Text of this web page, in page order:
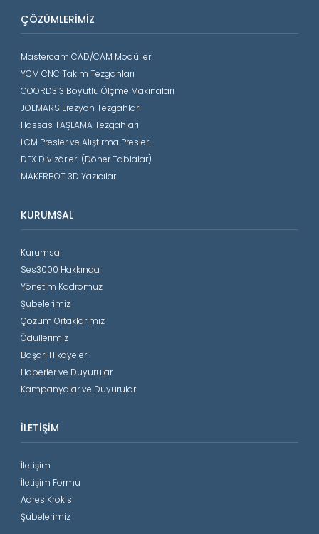
ÇÖZÜMLERIMIZ
Mastercam CAD/CAM Modülleri
YCM CNC Takım Tezgahları
COORD3 3 Boyutlu Ölçme Makinaları
JOEMARS Erezyon Tezgahları
Hassas TAŞLAMA Tezgahları
LCM Presler ve Alıştırma Presleri
DEX Divizörleri (Döner Tablalar)
MAKERBOT 3D Yazıcılar
KURUMSAL
Kurumsal
Ses3000 Hakkında
Yönetim Kadromuz
Şubelerimiz
Çözüm Ortaklarımız
Ödüllerimiz
Başarı Hikayeleri
Haberler ve Duyurular
Kampanyalar ve Duyurular
İLETIŞIM
İletişim
İletişim Formu
Adres Krokisi
Şubelerimiz